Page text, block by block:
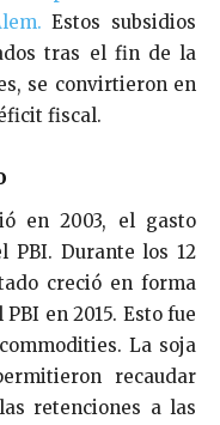
Estos subsidios
tras el fin de la
se convirtieron en
fiscal.
en 2003, el gasto
PBI. Durante los 12
creció en forma
en 2015. Esto fue
La soja
recaudar
retenciones a las